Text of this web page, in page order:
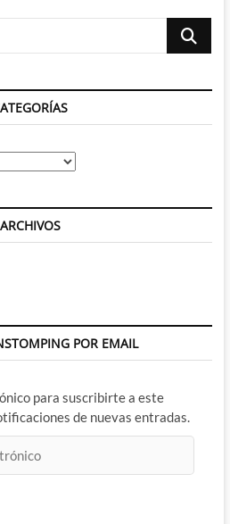
Buscar
ARCHIVOS
POR EMAIL
para suscribirte a este
de nuevas entradas.